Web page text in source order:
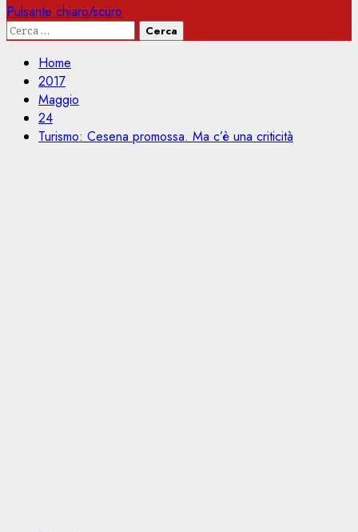
Pulsante chiaro/scuro
Ricerca
Home
2017
Maggio
24
Turismo: Cesena promossa. Ma c’è una criticità